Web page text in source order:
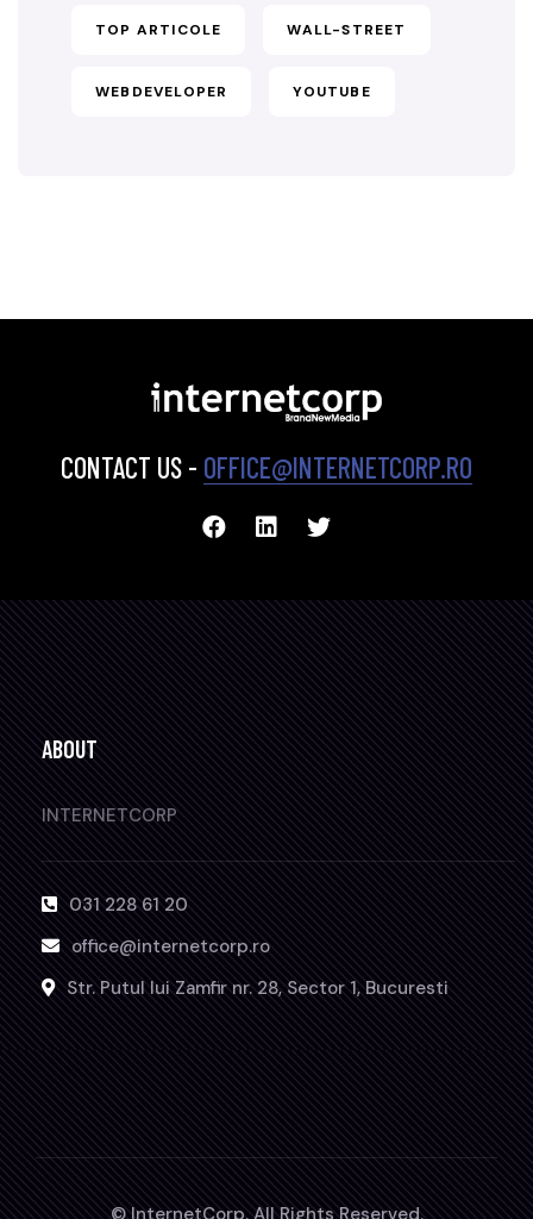
TOP ARTICOLE WALL-STREET
WEBDEVELOPER YOUTUBE
CONTACT US - OFFICE@INTERNETCORP.RO
ABOUT
INTERNETCORP
031 228 61 20
office@internetcorp.ro
Str. Putul lui Zamfir nr. 28, Sector 1, Bucuresti
© InternetCorp. All Rights Reserved.